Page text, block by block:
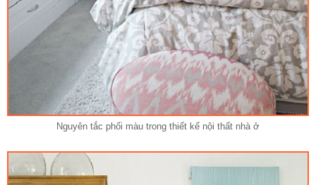
Nguyên tắc phối màu trong thiết kế nội thất nhà ở